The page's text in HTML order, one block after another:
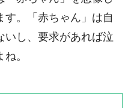
す。「赤ちゃん」は自
いし、要求があれば泣
。